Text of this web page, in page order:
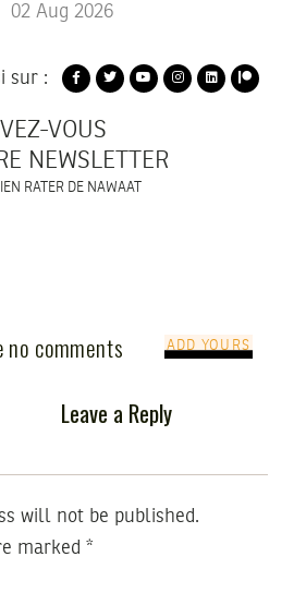
02 Aug 2026
sur :
VOUS
NEWSLETTER
RATER DE NAWAAT
no comments ADD YOURS
Leave a Reply
will not be published.
marked *